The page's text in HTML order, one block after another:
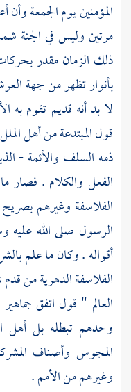
المؤمنين يوم الجمعة
مرتين وليس في الجنة
ذلك الزمان مقدر
بأنوار تظهر من جهة
لا بد أنه قديم تقوم به
قول المبتدعة من أهل
ذمه السلف والأئمة -
الفعل والكلام . فصار
الفلاسفة وغيرهم
الرسول صلى الله عليه
أقواله . وكان ما علم
الفلاسفة الدهرية من
العالم " قول اتفق
وحدهم تبطله بل أهل
المجوس وأصناف
وغيرهم من الأمم .